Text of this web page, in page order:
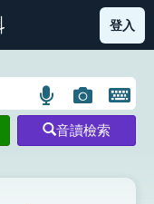
部首索引表圖示
登入
語
言
搜
圖
片
搜
開
鍵
圖
音讀檢索